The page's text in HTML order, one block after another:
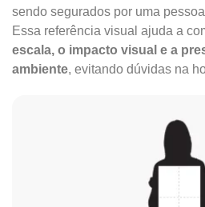
sendo segurados por uma
Essa referência visual ajuda a
escala, o impacto visual e a
ambiente, evitando dúvidas na